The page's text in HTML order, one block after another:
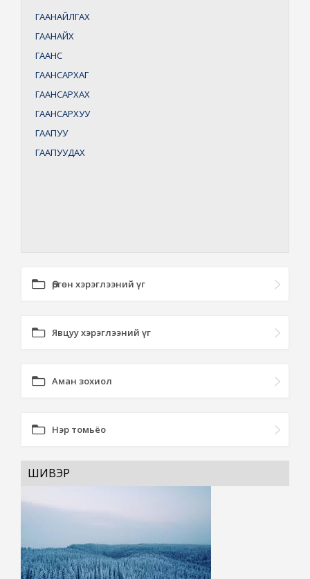
ГААНАЙЛГАХ
ГААНАЙХ
ГААНС
ГААНСАРХАГ
ГААНСАРХАХ
ГААНСАРХУУ
ГААПУУ
ГААПУУДАХ
Өргөн хэрэглээний үг
Явцуу хэрэглээний үг
Аман зохиол
Нэр томьёо
ШИВЭР